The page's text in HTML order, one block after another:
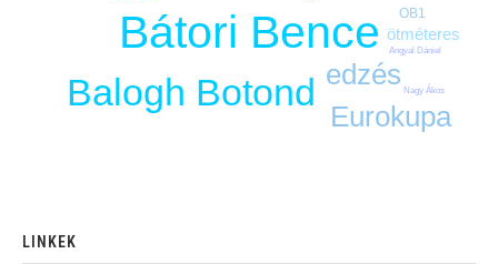
Bátori Bence
Balogh Botond edzés
Eurokupa
ötméteres
OB1
Angyal Dániel
Nagy Ákos
LINKEK